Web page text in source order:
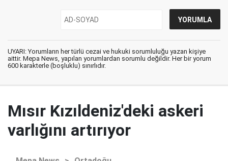
UYARI: Yorumların her türlü cezai ve hukuki sorumluluğu yazan kişiye
aittir. Mepa News, yapılan yorumlardan sorumlu değildir. Her bir yorum
600 karakterle (boşluklu) sınırlıdır.
Mısır Kızıldeniz'deki askeri
varlığını artırıyor